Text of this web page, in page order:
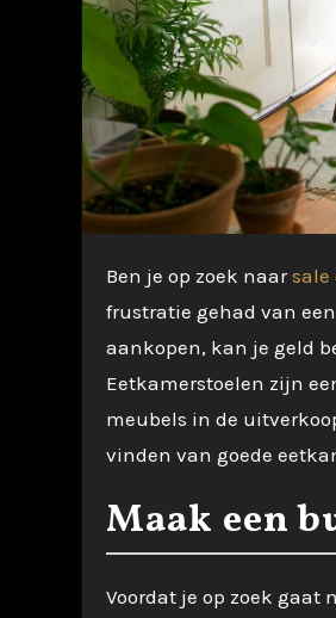
Ben je op zoek naarsale
frustratie gehad van
aankopen, kan je geld
Eetkamerstoelen zijn
meubels in de
vinden van goede
Maak een
Voordat je op zoek